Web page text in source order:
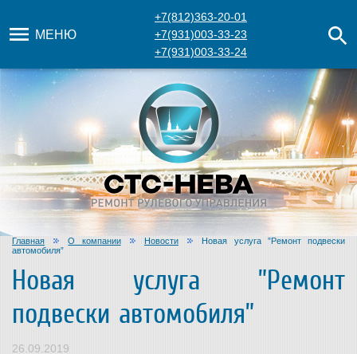
МЕНЮ
+7(812)363-20-01
+7(931)003-33-23
+7(931)003-33-24
Главная О компании Новости
Новая услуга ”Ремонт подвески
автомобиля”
Новая услуга ”Ремонт
подвески автомобиля”
26.09.2019